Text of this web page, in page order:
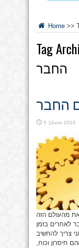
Home >>
Tag
החבר
החבר
5 בJune 2016
מהעולם הזה
לאחרים בזמן
צריך להחשיב
חיסרון וכוח,